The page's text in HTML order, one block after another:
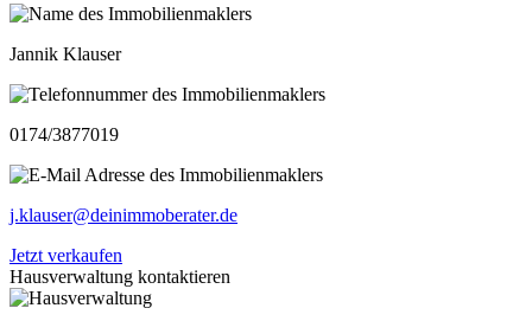
Jannik Klauser
0174/3877019
j.klauser@deinimmoberater.de
Jetzt verkaufen
Hausverwaltung kontaktieren